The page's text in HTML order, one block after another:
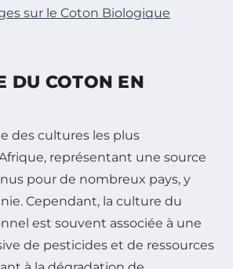
sur le Coton Biologique
DU COTON EN
des cultures les plus
représentant une source
pour de nombreux pays, y
Cependant, la culture du
est souvent associée à une
de pesticides et de ressources